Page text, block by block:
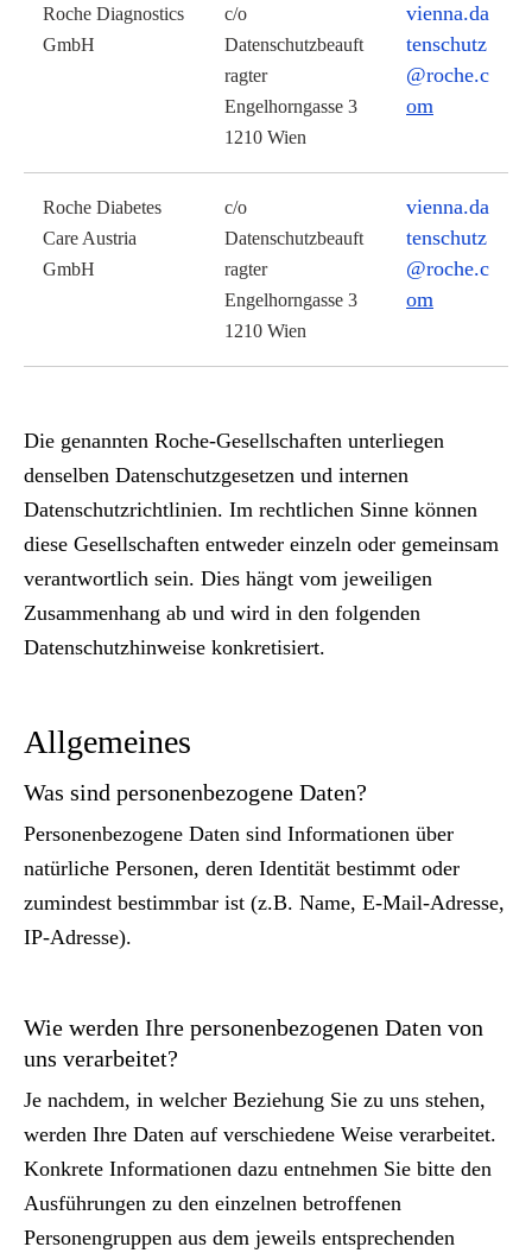
Roche Diagnostics
GmbH
c/o
Datenschutzbeauft
ragter
Engelhorngasse 3
1210 Wien
vienna.da
tenschutz
@roche.c
om
Roche Diabetes
Care Austria
GmbH
c/o
Datenschutzbeauft
ragter
Engelhorngasse 3
1210 Wien
vienna.da
tenschutz
@roche.c
om
Die genannten Roche-Gesellschaften unterliegen
denselben Datenschutzgesetzen und internen
Datenschutzrichtlinien. Im rechtlichen Sinne können
diese Gesellschaften entweder einzeln oder gemeinsam
verantwortlich sein. Dies hängt vom jeweiligen
Zusammenhang ab und wird in den folgenden
Datenschutzhinweise konkretisiert.
Allgemeines
Was sind personenbezogene Daten?
Personenbezogene Daten sind Informationen über
natürliche Personen, deren Identität bestimmt oder
zumindest bestimmbar ist (z.B. Name, E-Mail-Adresse,
IP-Adresse).
Wie werden Ihre personenbezogenen Daten von
uns verarbeitet?
Je nachdem, in welcher Beziehung Sie zu uns stehen,
werden Ihre Daten auf verschiedene Weise verarbeitet.
Konkrete Informationen dazu entnehmen Sie bitte den
Ausführungen zu den einzelnen betroffenen
Personengruppen aus dem jeweils entsprechenden